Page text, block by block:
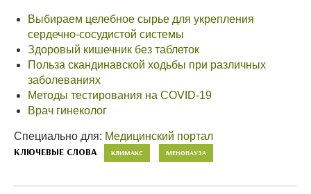
Выбираем целебное сырье для укрепления
сердечно-сосудистой системы
Здоровый кишечник без таблеток
Польза скандинавской ходьбы при различных
заболеваниях
Методы тестирования на COVID-19
Врач гинеколог
Специально для: Медицинский портал
КЛЮЧЕВЫЕ СЛОВА КЛИМАКС МЕНОПАУЗА